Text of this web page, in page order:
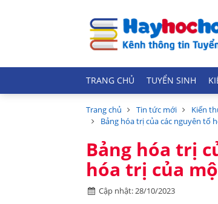
TRANG CHỦ TUYỂN SINH
Trang chủ Tin tức mới Kiến
Bảng hóa trị của các nguyên tố
Bảng hóa trị
hóa trị của
Cập nhật: 28/10/2023